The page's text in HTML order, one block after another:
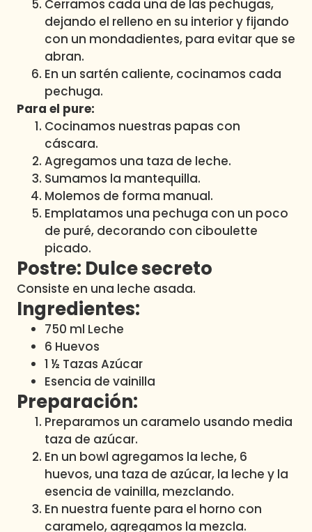
Cerramos cada una de las pechugas,
dejando el relleno en su interior y fijando
con un mondadientes, para evitar que se
abran.
En un sartén caliente, cocinamos cada
pechuga.
Para el pure:
Cocinamos nuestras papas con
cáscara.
Agregamos una taza de leche.
Sumamos la mantequilla.
Molemos de forma manual.
Emplatamos una pechuga con un poco
de puré, decorando con ciboulette
picado.
Postre: Dulce secreto
Consiste en una leche asada.
Ingredientes:
750 ml Leche
6 Huevos
1 ½ Tazas Azúcar
Esencia de vainilla
Preparación:
Preparamos un caramelo usando media
taza de azúcar.
En un bowl agregamos la leche, 6
huevos, una taza de azúcar, la leche y la
esencia de vainilla, mezclando.
En nuestra fuente para el horno con
caramelo, agregamos la mezcla.